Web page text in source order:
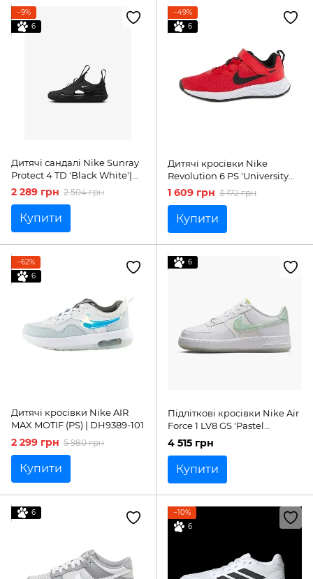
−9%
6
Дитячі сандалі Nike Sunray
Protect 4 TD 'Black White'|
HF6278-001
2 289 грн 2 504 грн
Купити
−49%
6
Дитячі кросівки Nike
Revolution 6 PS 'University
Red'| DD1095-607
1 609 грн 3 172 грн
Купити
−62%
6
Дитячі кросівки Nike AIR
MAX MOTIF (PS) | DH9389-101
2 299 грн 5 980 грн
Купити
6
Підліткові кросівки Nike Air
Force 1 LV8 GS 'Pastel
Paisley'| FJ7706-131
4 515 грн
Купити
6
−10%
6